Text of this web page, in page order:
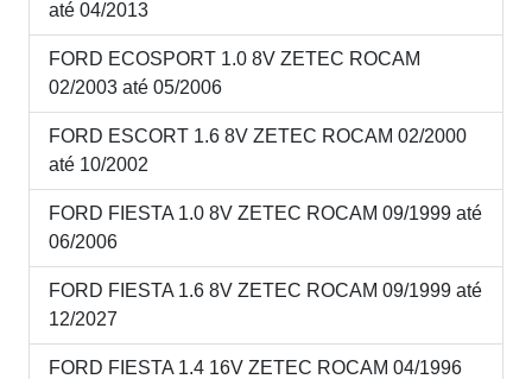
até 04/2013
FORD ECOSPORT 1.0 8V ZETEC ROCAM
02/2003 até 05/2006
FORD ESCORT 1.6 8V ZETEC ROCAM 02/2000
até 10/2002
FORD FIESTA 1.0 8V ZETEC ROCAM 09/1999 até
06/2006
FORD FIESTA 1.6 8V ZETEC ROCAM 09/1999 até
12/2027
FORD FIESTA 1.4 16V ZETEC ROCAM 04/1996